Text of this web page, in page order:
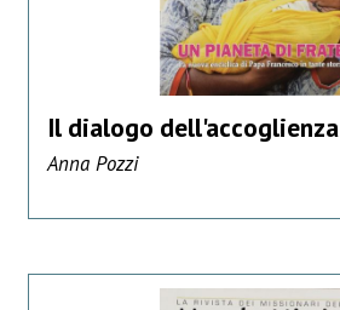
Il dialogo dell'accoglienza
Anna Pozzi